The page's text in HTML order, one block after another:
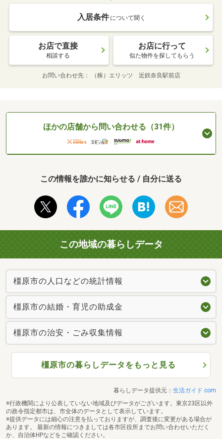
入居条件 について聞く
お店で直接
相談する
お店に行って
似た物件を探してもらう
お問い合わせ先 （株）エリッツ 近鉄奈良駅前店
ほかの店舗から問い合わせる（31件）
この情報を誰かに知らせる / 自分に送る
この地域の暮らしデータ
橿原市の人口などの統計情報
橿原市の結婚・育児の助成金
橿原市の治安・ごみ収集情報
橿原市の暮らしデータをもっと見る
暮らしデータ提供元： 生活ガイド.com
※行政機関により公表していない地域及びデータがございます。東京23区以外
の政令指定都市は、市全体のデータとして表示しています。
※提供データには細心の注意を払っておりますが、調査後に変更がある場合が
あります。 最新の情報につきましては各市区役所までお問い合わせいただく
か、自治体HPなどをご確認ください。